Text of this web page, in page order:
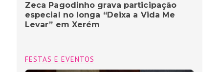
Zeca Pagodinho grava participação
especial no longa “Deixa a Vida Me
Levar” em Xerém
FESTAS E EVENTOS